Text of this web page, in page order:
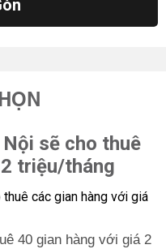
sẽ cho thuê
triệu/tháng
40 gian hàng với giá 2